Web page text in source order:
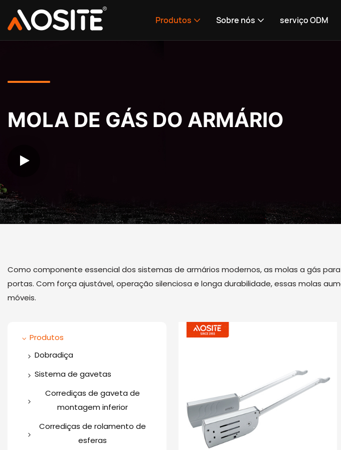
Produtos Sobre nós serviço ODM
MOLA DE GÁS DO ARMÁRIO
Como componente essencial dos sistemas de armários modernos, as molas a gás
portas. Com força ajustável, operação silenciosa e longa durabilidade, essas molas
móveis.
Produtos
Dobradiça
Dobradiça Unidirecional
Dobradiça de duas vias
Dobradiça de aço
inoxidável
Dobradiça de ângulo
Sistema de gavetas
Caixa de gaveta fina
Gaveteiro de luxo (Barra
Redonda)
Gaveteiro de luxo (Barra
Corrediças de gaveta de
montagem inferior
Corrediça de gaveta oculta
com amortecimento
Corrediças de rolamento de
esferas